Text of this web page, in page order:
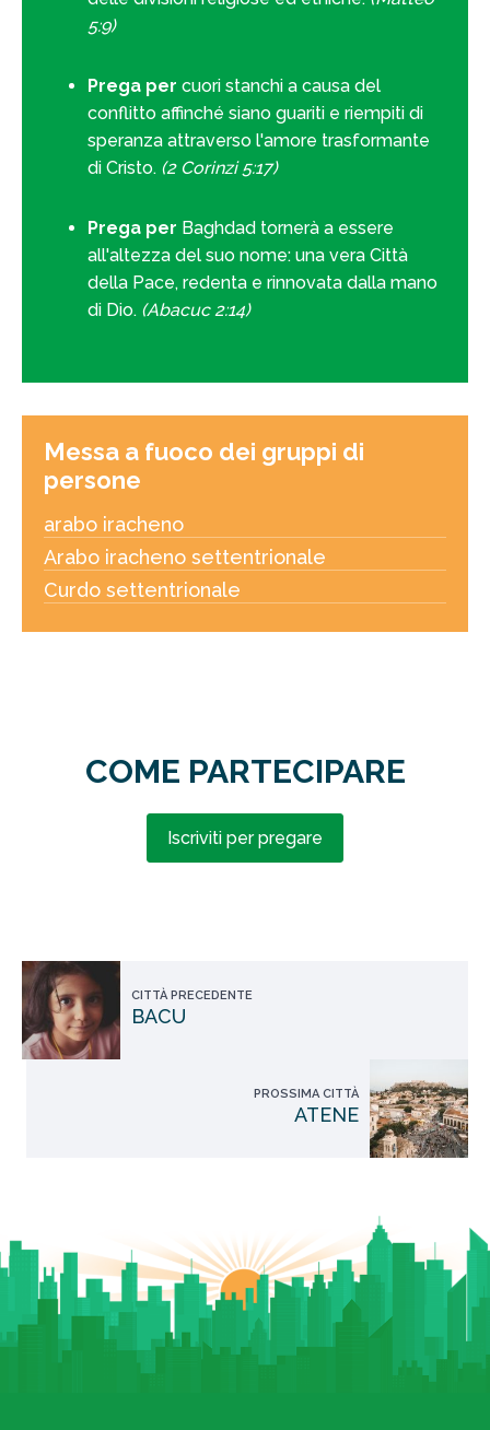
5:9)
Prega per cuori stanchi a causa del
conflitto affinché siano guariti e riempiti di
speranza attraverso l'amore trasformante
di Cristo. (2 Corinzi 5:17)
Prega per Baghdad tornerà a essere
all'altezza del suo nome: una vera Città
della Pace, redenta e rinnovata dalla mano
di Dio. (Abacuc 2:14)
Messa a fuoco dei gruppi di
persone
arabo iracheno
Arabo iracheno settentrionale
Curdo settentrionale
COME PARTECIPARE
Iscriviti per pregare
CITTÀ PRECEDENTE
BACU
PROSSIMA CITTÀ
ATENE